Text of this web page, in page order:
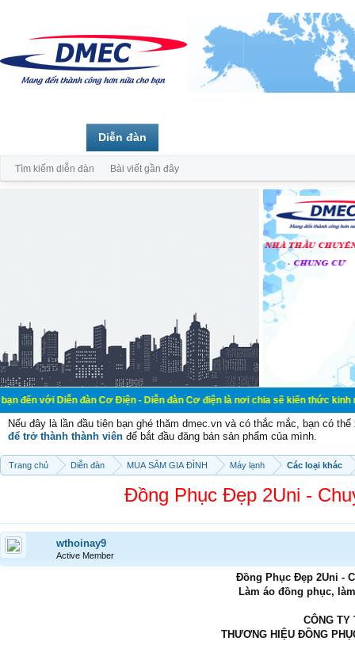
đàn Cơ Điện - Diễn đàn Cơ điện là nơi chia sẽ kiến thức kinh nghiệm
Nếu đây là lần đầu tiên bạn ghé thăm dmec.vn và có thắc mắc, bạn có
để trở thành thành viên để bắt đầu đăng bán sản phẩm của mình.
Trang chủ Diễn đàn MUA SẮM GIA ĐÌNH Máy lạnh Các loại khác
Đồng Phục Đẹp 2Uni -
wthoinay9
Active Member
Đồng Phục Đẹp 2Uni -
Làm áo đồng phục,
CÔNG TY
THƯƠNG HIỆU ĐỒNG
Diễn đàn
Tìm kiếm diễn đàn Bài viết gần đây